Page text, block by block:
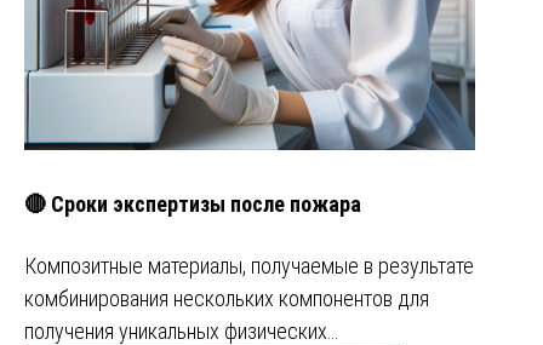
🔴 Сроки экспертизы после пожара
Композитные материалы, получаемые в результате
комбинирования нескольких компонентов для
получения уникальных физических…